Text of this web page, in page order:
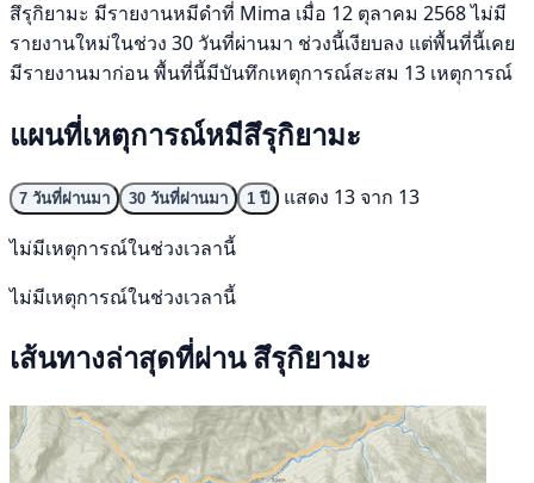
สึรุกิยามะ มีรายงานหมีดำที่ Mima เมื่อ 12 ตุลาคม 2568 ไม่มี
รายงานใหม่ในช่วง 30 วันที่ผ่านมา ช่วงนี้เงียบลง แต่พื้นที่นี้เคย
มีรายงานมาก่อน พื้นที่นี้มีบันทึกเหตุการณ์สะสม 13 เหตุการณ์
แผนที่เหตุการณ์หมีสึรุกิยามะ
7 วันที่ผ่านมา 30 วันที่ผ่านมา 1 ปี
แสดง 13 จาก 13
ไม่มีเหตุการณ์ในช่วงเวลานี้
ไม่มีเหตุการณ์ในช่วงเวลานี้
เส้นทางล่าสุดที่ผ่าน สึรุกิยามะ